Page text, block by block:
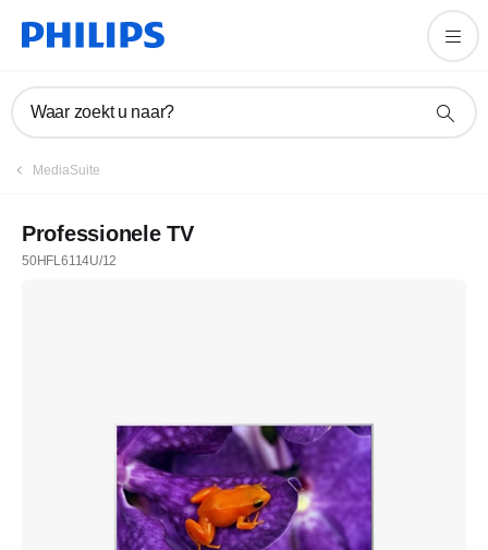
Waar zoekt u naar?
MediaSuite
Professionele TV
50HFL6114U/12